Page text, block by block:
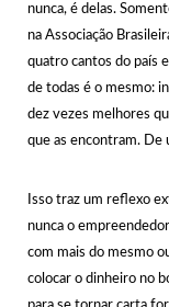
nunca, é delas.
na Associação
quatro cantos do país
de todas é o mesmo:
dez vezes melhores
que as encontram. De
Isso traz um reflexo
nunca o
com mais do mesmo
colocar o dinheiro no